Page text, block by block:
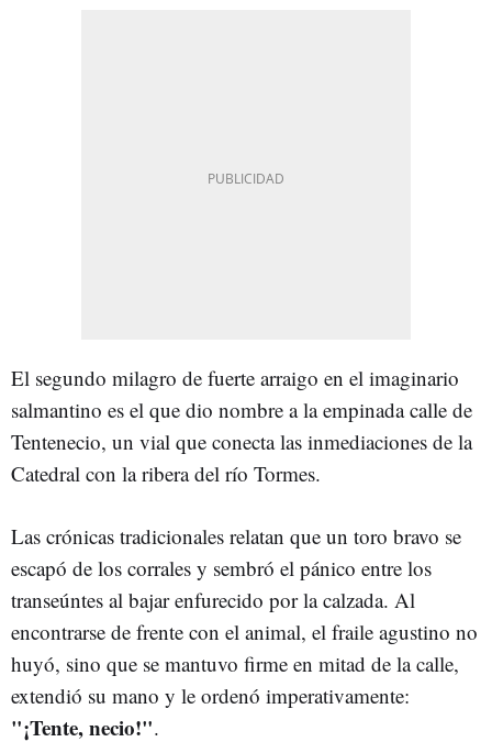
El segundo milagro de fuerte arraigo en el imaginario
salmantino es el que dio nombre a la empinada calle de
Tentenecio, un vial que conecta las inmediaciones de la
Catedral con la ribera del río Tormes.
Las crónicas tradicionales relatan que un toro bravo se
escapó de los corrales y sembró el pánico entre los
transeúntes al bajar enfurecido por la calzada. Al
encontrarse de frente con el animal, el fraile agustino no
huyó, sino que se mantuvo firme en mitad de la calle,
extendió su mano y le ordenó imperativamente:
"¡Tente, necio!".